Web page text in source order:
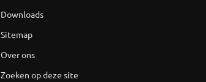
Downloads
Sitemap
Over ons
Zoeken op deze site